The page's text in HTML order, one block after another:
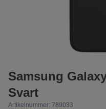
Samsung
Svart
Artikelnummer: 789033